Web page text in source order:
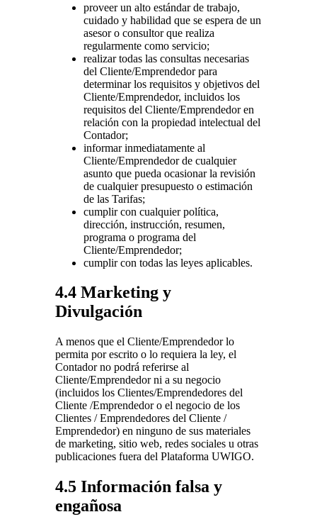
proveer un alto estándar de trabajo,
cuidado y habilidad que se espera de un
asesor o consultor que realiza
regularmente como servicio;
realizar todas las consultas necesarias
del Cliente/Emprendedor para
determinar los requisitos y objetivos del
Cliente/Emprendedor, incluidos los
requisitos del Cliente/Emprendedor en
relación con la propiedad intelectual del
Contador;
informar inmediatamente al
Cliente/Emprendedor de cualquier
asunto que pueda ocasionar la revisión
de cualquier presupuesto o estimación
de las Tarifas;
cumplir con cualquier política,
dirección, instrucción, resumen,
programa o programa del
Cliente/Emprendedor;
cumplir con todas las leyes aplicables.
4.4 Marketing y
Divulgación
A menos que el Cliente/Emprendedor lo
permita por escrito o lo requiera la ley, el
Contador no podrá referirse al
Cliente/Emprendedor ni a su negocio
(incluidos los Clientes/Emprendedores del
Cliente /Emprendedor o el negocio de los
Clientes / Emprendedores del Cliente /
Emprendedor) en ninguno de sus materiales
de marketing, sitio web, redes sociales u otras
publicaciones fuera del Plataforma UWIGO.
4.5 Información falsa y
engañosa